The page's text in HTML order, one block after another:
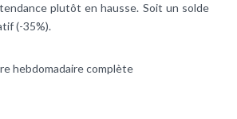
plutôt en hausse. Soit un solde
(-35%).
hebdomadaire complète